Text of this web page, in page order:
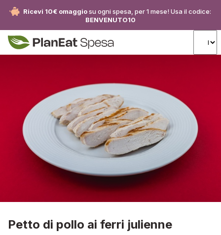
Ricevi 10€ omaggiosu ogni spesa, per 1 mese! Usa il codice:
BENVENUTO10
Petto di pollo ai ferri julienne